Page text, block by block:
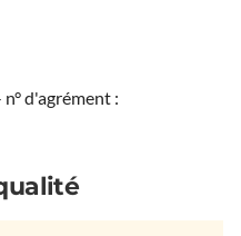
d'agrément :